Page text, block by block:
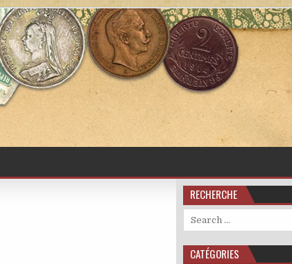
RECHERCHE
Search for:
CATÉGORIES